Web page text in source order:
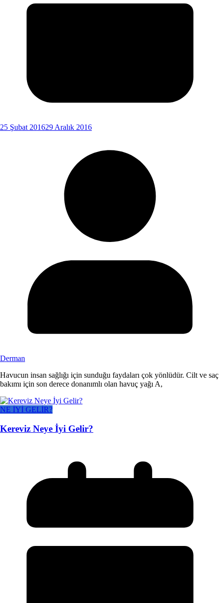
25 Şubat 201629 Aralık 2016
Derman
Havucun insan sağlığı için sunduğu faydaları çok yönlüdür. Cilt ve saç
bakımı için son derece donanımlı olan havuç yağı A,
NE İYİ GELİR?
Kereviz Neye İyi Gelir?